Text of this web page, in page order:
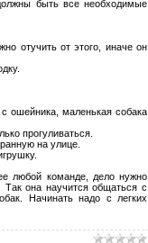
быть все необходимые
отучить от этого, иначе он
ошейника, маленькая собака
прогуливаться.
на улице.
любой команде, дело нужно
Так она научится общаться с
Начинать надо с легких